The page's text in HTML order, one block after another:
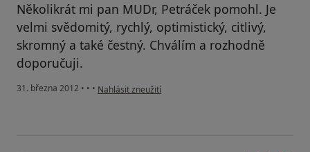
Několikrát mi pan MUDr, Petráček pomohl. Je
velmi svědomitý, rychlý, optimistický, citlivý,
skromný a také čestný. Chválím a rozhodně
doporučuji.
31. března 2012 • • • podle názoru uživatele Váš účet byl odstraněn
Nahlásit zneužití